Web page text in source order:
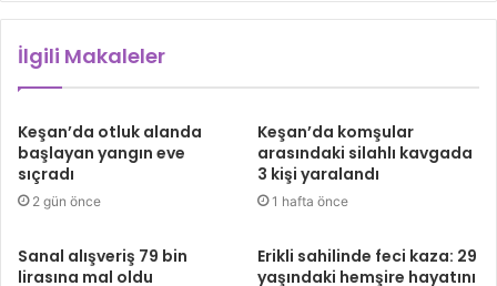
İlgili Makaleler
Keşan’da otluk alanda
başlayan yangın eve
sıçradı
2 gün önce
Keşan’da komşular
arasındaki silahlı kavgada
3 kişi yaralandı
1 hafta önce
Sanal alışveriş 79 bin
lirasına mal oldu
Erikli sahilinde feci kaza: 29
yaşındaki hemşire hayatını